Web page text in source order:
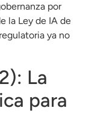
por
la Ley de IA de
ya no
La
para